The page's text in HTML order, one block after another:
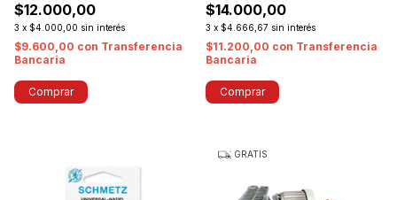
$12.000,00
3 x $4.000,00 sin interés
$9.600,00 con Transferencia
Bancaria
Comprar
$14.000,00
3 x $4.666,67 sin interés
$11.200,00 con Transferencia
Bancaria
Comprar
GRATIS